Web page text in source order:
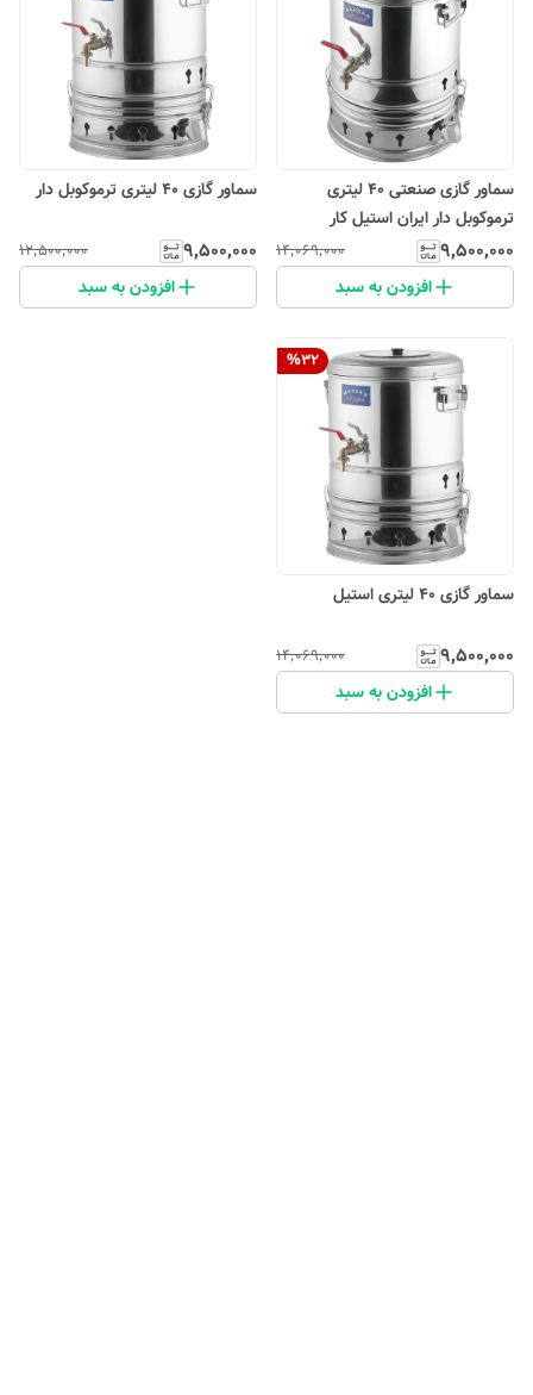
سماور گازی صنعتی 40 لیتری
ترموکوبل دار ایران استیل کار
۹٬۵۰۰٬۰۰۰ ۱۴٬۰۶۹٬۰۰۰
افزودن به سبد
سماور گازی 40 لیتری ترموکوبل دار
۹٬۵۰۰٬۰۰۰ ۱۲٬۵۰۰٬۰۰۰
افزودن به سبد
%32
سماور گازی 40 لیتری استیل
۹٬۵۰۰٬۰۰۰ ۱۴٬۰۶۹٬۰۰۰
افزودن به سبد